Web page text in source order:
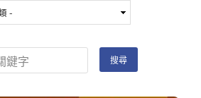
Open